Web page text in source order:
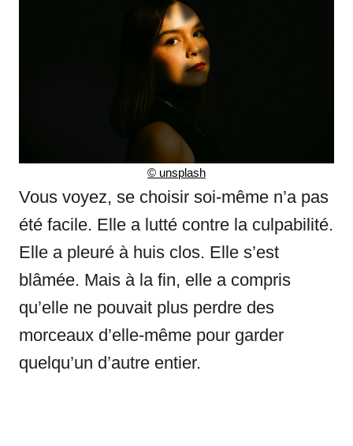
© unsplash
Vous voyez, se choisir soi-même n’a pas
été facile. Elle a lutté contre la culpabilité.
Elle a pleuré à huis clos. Elle s’est
blâmée. Mais à la fin, elle a compris
qu’elle ne pouvait plus perdre des
morceaux d’elle-même pour garder
quelqu’un d’autre entier.